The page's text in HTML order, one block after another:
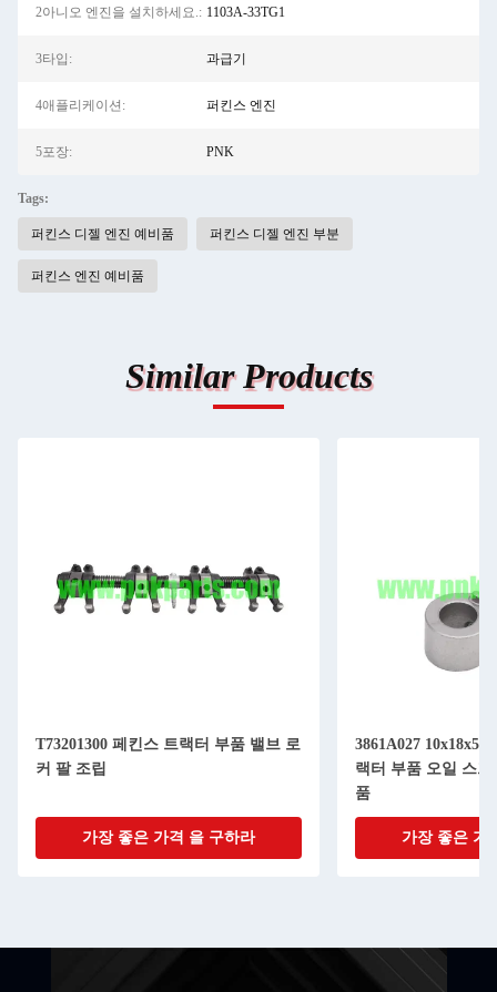
2아니오 엔진을 설치하세요.: 1103A-33TG1
3타입: 과급기
4애플리케이션: 퍼킨스 엔진
5포장: PNK
Tags:
퍼킨스 디젤 엔진 예비품 퍼킨스 디젤 엔진 부분
퍼킨스 엔진 예비품
Similar Products
T73201300 페킨스 트랙터 부품 밸브 로
커 팔 조립
가장 좋은 가격 을 구하라
3861A027
랙터 부품 오일 스
품
가장 좋은 가